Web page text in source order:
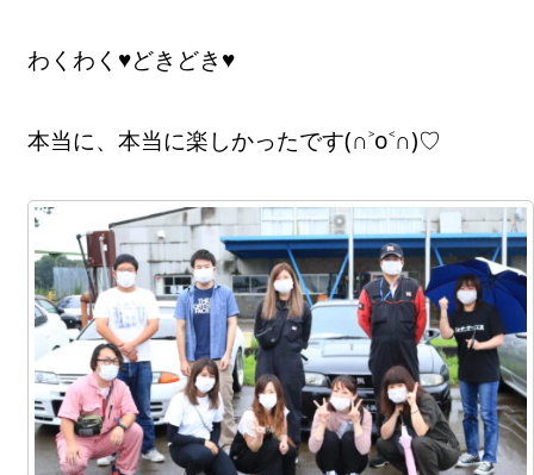
わくわく♥どきどき♥
本当に、本当に楽しかったです(∩˃o˂∩)♡